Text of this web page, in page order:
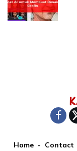
Home Contact